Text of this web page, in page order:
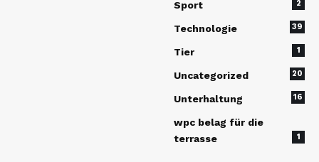
Sport 2
Technologie 39
Tier 1
Uncategorized 20
Unterhaltung 16
wpc belag für die
terrasse
1